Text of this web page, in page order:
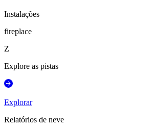
Instalações
fireplace
Z
Explore as pistas
Explorar
Relatórios de neve